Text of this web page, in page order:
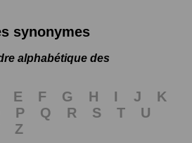
synonymes
alphabétique des
E F G H I J
K
P Q R S T
U
Z